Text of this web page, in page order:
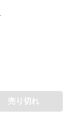
売り切れ